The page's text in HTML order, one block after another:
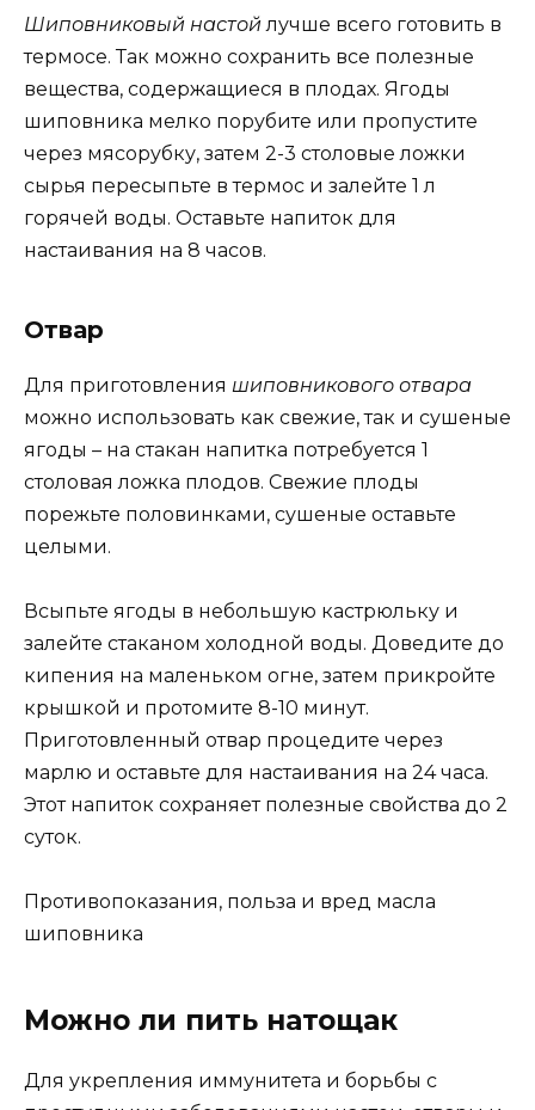
Шиповниковый настойлучше всего готовить в
термосе. Так можно сохранить все полезные
вещества, содержащиеся в плодах. Ягоды
шиповника мелко порубите или пропустите
через мясорубку, затем 2-3 столовые ложки
сырья пересыпьте в термос и залейте 1 л
горячей воды. Оставьте напиток для
настаивания на 8 часов.
Отвар
Для приготовления шиповникового отвара
можно использовать как свежие, так и сушеные
ягоды – на стакан напитка потребуется 1
столовая ложка плодов. Свежие плоды
порежьте половинками, сушеные оставьте
целыми.
Всыпьте ягоды в небольшую кастрюльку и
залейте стаканом холодной воды. Доведите до
кипения на маленьком огне, затем прикройте
крышкой и протомите 8-10 минут.
Приготовленный отвар процедите через
марлю и оставьте для настаивания на 24 часа.
Этот напиток сохраняет полезные свойства до 2
суток.
Противопоказания, польза и вред масла
шиповника
Можно ли пить натощак
Для укрепления иммунитета и борьбы с